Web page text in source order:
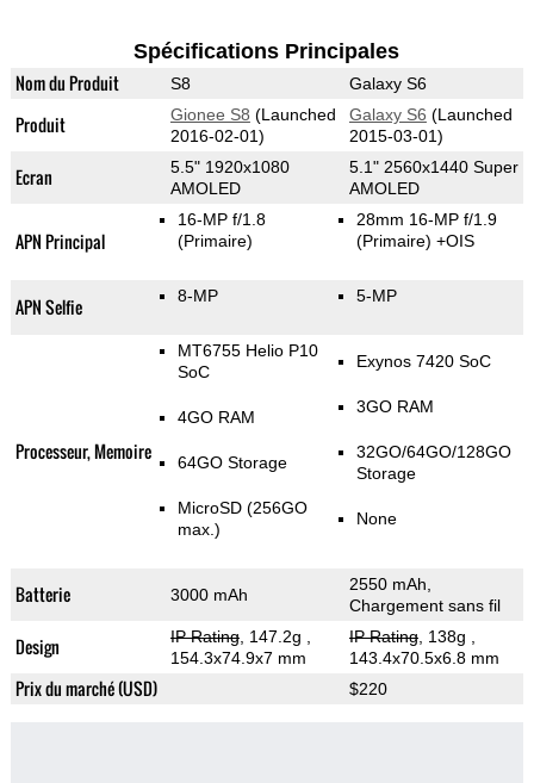
Spécifications Principales
Nom du Produit S8 Galaxy S6
Produit Gionee S8 (Launched
2016-02-01)
Galaxy S6 (Launched
2015-03-01)
Ecran
5.5" 1920x1080
AMOLED
5.1" 2560x1440 Super
AMOLED
APN Principal
16-MP f/1.8
(Primaire)
28mm 16-MP f/1.9
(Primaire) +OIS
APN Selfie 8-MP 5-MP
Processeur, Memoire
MT6755 Helio P10
SoC
4GO RAM
64GO Storage
MicroSD (256GO
max.)
Exynos 7420 SoC
3GO RAM
32GO/64GO/128GO
Storage
None
Batterie 3000 mAh
2550 mAh,
Chargement sans fil
Design IP Rating, 147.2g
154.3x74.9x7 mm
IP Rating, 138g
143.4x70.5x6.8 mm
Prix du marché (USD) $220